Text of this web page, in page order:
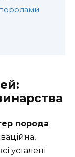
порода
усталені